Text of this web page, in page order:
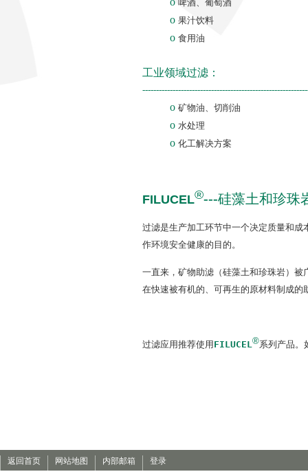
啤酒、葡萄酒
o 果汁饮料
o 食用油
工业领域过滤：
o 矿物油、切削油
o 水处理
o 化工解决方案
FILUCEL®---硅藻土和珍珠
过滤是生产加工环节中一个决定质量和
作环境安全健康的目的。
一直来，矿物助滤（硅藻土和珍珠岩）
在快速被有机的、可再生的原材料制成的
过滤应用推荐使用 FILUCEL®系列产品。
返回首页 网站地图 内部邮箱 登录